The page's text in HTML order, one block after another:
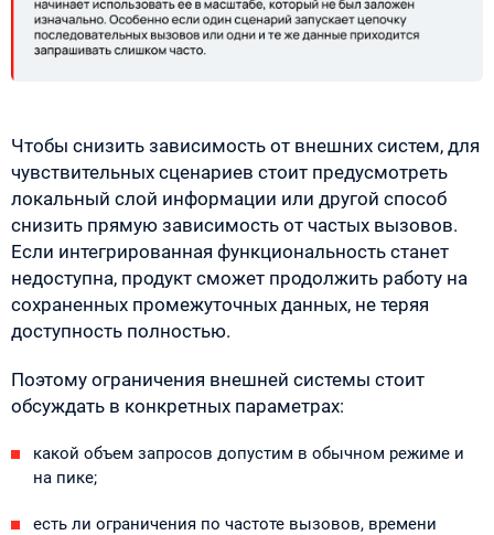
Чтобы снизить зависимость от внешних систем, для
чувствительных сценариев стоит предусмотреть
локальный слой информации или другой способ
снизить прямую зависимость от частых вызовов.
Если интегрированная функциональность станет
недоступна, продукт сможет продолжить работу на
сохраненных промежуточных данных, не теряя
доступность полностью.
Поэтому ограничения внешней системы стоит
обсуждать в конкретных параметрах:
какой объем запросов допустим в обычном режиме и
на пике;
есть ли ограничения по частоте вызовов, времени